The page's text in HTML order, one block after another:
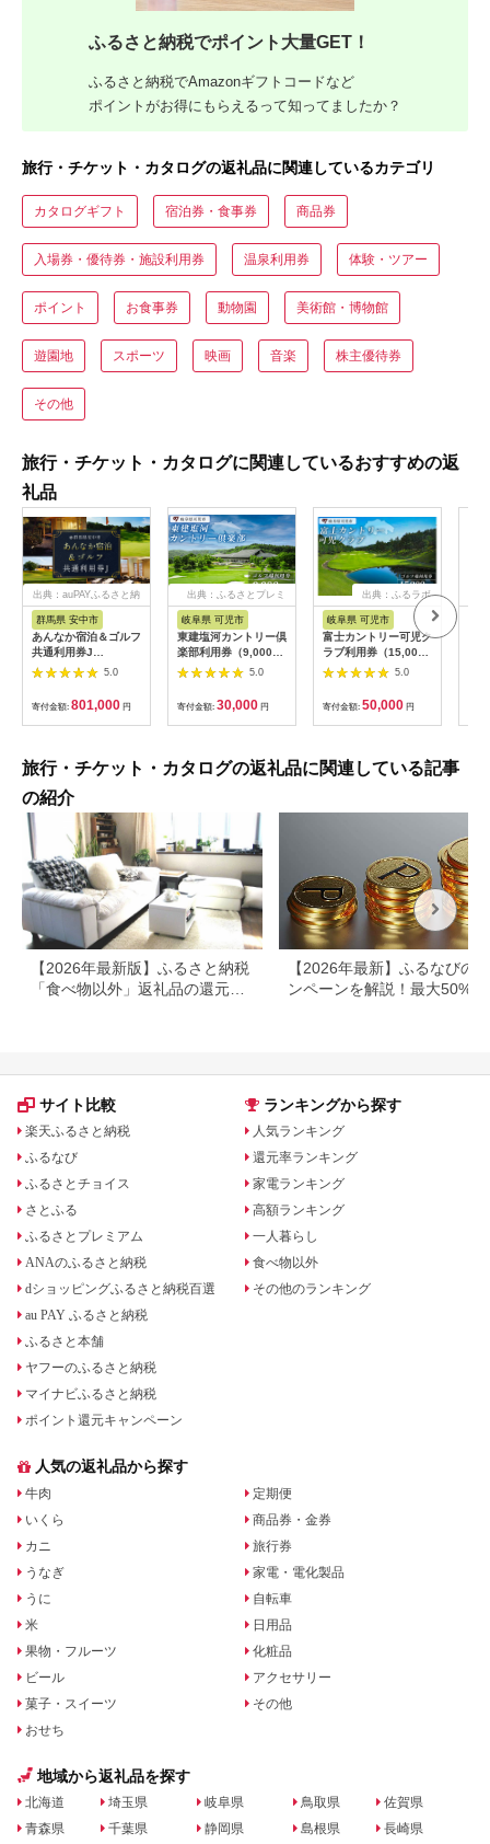
ふるさと納税でポイント大量GET！
ふるさと納税でAmazonギフトコードなど
ポイントがお得にもらえるって知ってましたか？
旅行・チケット・カタログの返礼品に関連しているカテゴリ
カタログギフト 宿泊券・食事券 商品券
入場券・優待券・施設利用券 温泉利用券 体験・ツアー
ポイント お食事券 動物園 美術館・博物館
遊園地 スポーツ 映画 音楽 株主優待券
その他
旅行・チケット・カタログに関連しているおすすめの返
礼品
出典：auPAYふるさと納
群馬県 安中市
あんなか宿泊＆ゴルフ
共通利用券J
ANAX010 / 宿泊 ゴル
フ 利用券 券 安中 群
馬 ごるふ ゴルフ場 ゴ
ルフプレー券 ゴルフ
利用券 温泉 関東 チケ
用券
5.0
寄付金額: 801,000 円
出典：ふるさとプレミ
岐阜県 可児市
東建塩河カントリー倶
楽部利用券（9,000円
分）【0041-003】
5.0
寄付金額: 30,000 円
出典：ふるラボ
岐阜県 可児市
富士カントリー可児ク
ラブ利用券（15,000
円分）
5.0
寄付金額: 50,000 円
旅行・チケット・カタログの返礼品に関連している記事
の紹介
【2026年最新版】ふるさと納税
「食べ物以外」返礼品の還元率
【2026年最新】ふるなびの
ンペーンを解説！最大50%還
サイト比較
楽天ふるさと納税
ふるなび
ふるさとチョイス
さとふる
ふるさとプレミアム
ANAのふるさと納税
dショッピングふるさと納税百選
au PAY ふるさと納税
ふるさと本舗
ヤフーのふるさと納税
マイナビふるさと納税
ポイント還元キャンペーン
ランキングから探す
人気ランキング
還元率ランキング
家電ランキング
高額ランキング
一人暮らし
食べ物以外
その他のランキング
人気の返礼品から探す
牛肉
いくら
カニ
うなぎ
うに
米
果物・フルーツ
ビール
菓子・スイーツ
おせち
定期便
商品券・金券
旅行券
家電・電化製品
自転車
日用品
化粧品
アクセサリー
その他
地域から返礼品を探す
北海道
青森県
埼玉県
千葉県
岐阜県
静岡県
鳥取県
島根県
佐賀県
長崎県